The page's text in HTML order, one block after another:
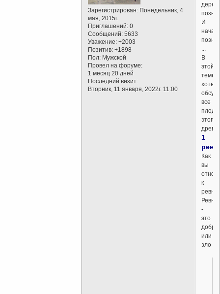
Зарегистрирован: Понедельник, 4
мая, 2015г.
Приглашений: 0
Сообщений: 5633
Уважение: +2003
Позитив: +1898
Пол: Мужской
Провел на форуме:
1 месяц 20 дней
Последний визит:
Вторник, 11 января, 2022г. 11:00
И
...
В
этой
теме
все
этого
древа.
1
Как
вы
к
-
это
добро
или
зло